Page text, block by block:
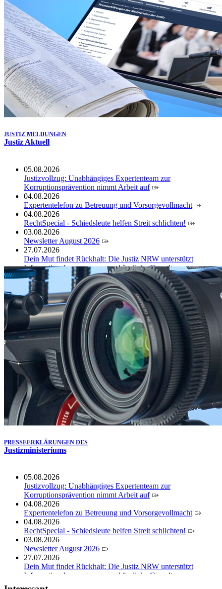
JUSTIZ MELDUNGEN
Justiz Aktuell
05.08.2026
Justizvollzug: Unabhängiges Expertenteam zur
Korruptionsprävention nimmt Arbeit auf
04.08.2026
Expertentelefon zu Betreuung und Vorsorgevollmacht
04.08.2026
RechtSpecial - Schiedsleute helfen Streit schlichten!
03.08.2026
Newsletter August 2026
27.07.2026
Dein Mut findet Rückhalt: Die Justiz NRW unterstützt
Informationskampagne gegen häusliche Gewalt
10.07.2026
Anerkennung für innovative Suizidpräventionsarbeit: JVA
Köln ausgezeichnet
14.07.2026
Justiz der Zukunft gemeinsam gestalten: Minister Limbach
zieht positive Bilanz des Projekts Zukunftswerkstatt Justiz
Nordrhein-Westfalen
01.07.2026
Newsletter Juli 2026
30.06.2026
288 Anwärterinnen und Anwärter des Jahrgangs 2024/2026
der Justizvollzugsschule NRW geehrt
30.06.2026
RechtSpecial - Schiedsleute helfen Streit schlichten!
PRESSEERKLÄRUNGEN DES
Justizministeriums
05.08.2026
Justizvollzug: Unabhängiges Expertenteam zur
Korruptionsprävention nimmt Arbeit auf
04.08.2026
Expertentelefon zu Betreuung und Vorsorgevollmacht
04.08.2026
RechtSpecial - Schiedsleute helfen Streit schlichten!
03.08.2026
Newsletter August 2026
27.07.2026
Dein Mut findet Rückhalt: Die Justiz NRW unterstützt
Informationskampagne gegen häusliche Gewalt